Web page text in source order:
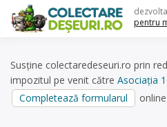
content
pentru
Susține colectaredeseuri.ro prin
impozitul pe venit către Asociația
Completează formularul